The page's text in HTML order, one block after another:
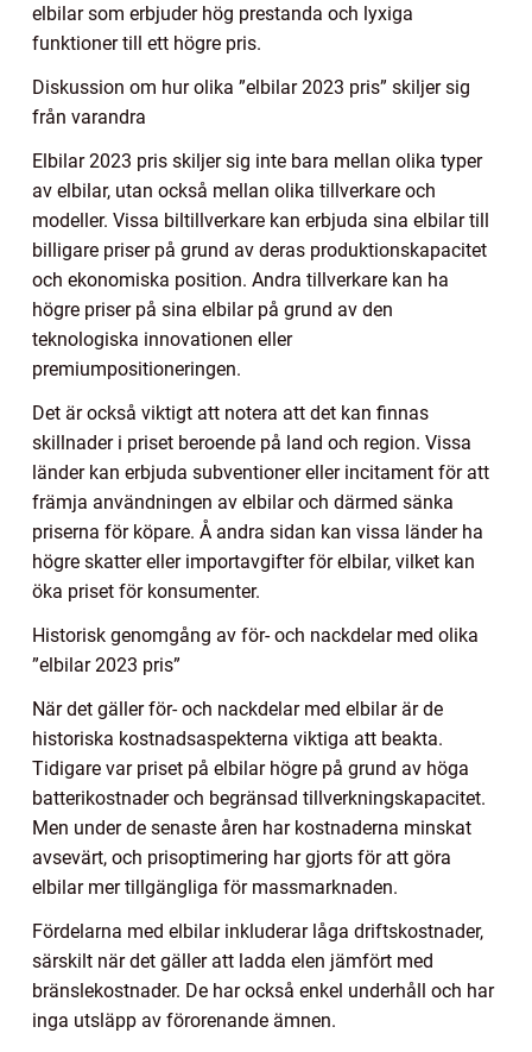
elbilar som erbjuder hög prestanda och lyxiga
funktioner till ett högre pris.
Diskussion om hur olika ”elbilar 2023 pris” skiljer sig
från varandra
Elbilar 2023 pris skiljer sig inte bara mellan olika typer
av elbilar, utan också mellan olika tillverkare och
modeller. Vissa biltillverkare kan erbjuda sina elbilar till
billigare priser på grund av deras produktionskapacitet
och ekonomiska position. Andra tillverkare kan ha
högre priser på sina elbilar på grund av den
teknologiska innovationen eller
premiumpositioneringen.
Det är också viktigt att notera att det kan finnas
skillnader i priset beroende på land och region. Vissa
länder kan erbjuda subventioner eller incitament för att
främja användningen av elbilar och därmed sänka
priserna för köpare. Å andra sidan kan vissa länder ha
högre skatter eller importavgifter för elbilar, vilket kan
öka priset för konsumenter.
Historisk genomgång av för- och nackdelar med olika
”elbilar 2023 pris”
När det gäller för- och nackdelar med elbilar är de
historiska kostnadsaspekterna viktiga att beakta.
Tidigare var priset på elbilar högre på grund av höga
batterikostnader och begränsad tillverkningskapacitet.
Men under de senaste åren har kostnaderna minskat
avsevärt, och prisoptimering har gjorts för att göra
elbilar mer tillgängliga för massmarknaden.
Fördelarna med elbilar inkluderar låga driftskostnader,
särskilt när det gäller att ladda elen jämfört med
bränslekostnader. De har också enkel underhåll och har
inga utsläpp av förorenande ämnen.